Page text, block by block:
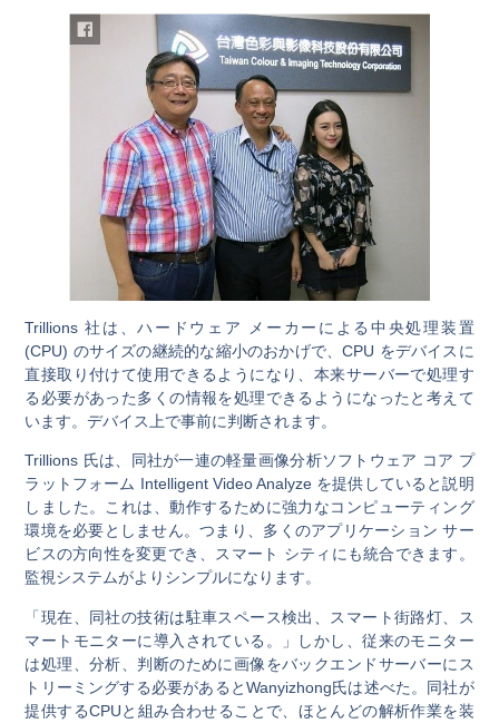
Trillions 社は、ハードウェア メーカーによる中央処理装置
(CPU) のサイズの継続的な縮小のおかげで、CPU をデバイスに
直接取り付けて使用できるようになり、本来サーバーで処理す
る必要があった多くの情報を処理できるようになったと考えて
います。デバイス上で事前に判断されます。
Trillions 氏は、同社が一連の軽量画像分析ソフトウェア コア プ
ラットフォーム Intelligent Video Analyze を提供していると説明
しました。これは、動作するために強力なコンピューティング
環境を必要としません。つまり、多くのアプリケーション サー
ビスの方向性を変更でき、スマート シティにも統合できます。
監視システムがよりシンプルになります。
「現在、同社の技術は駐車スペース検出、スマート街路灯、ス
マートモニターに導入されている。」しかし、従来のモニター
は処理、分析、判断のために画像をバックエンドサーバーにス
トリーミングする必要があるとWanyizhong氏は述べた。同社が
提供するCPUと組み合わせることで、ほとんどの解析作業を装